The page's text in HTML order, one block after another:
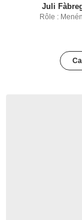
Juli
Rôle :